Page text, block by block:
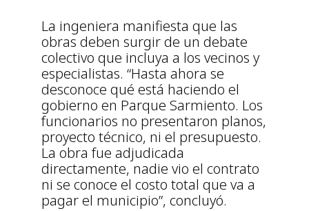
La ingeniera manifiesta que las
obras deben surgir de un debate
colectivo que incluya a los vecinos y
especialistas. “Hasta ahora se
desconoce qué está haciendo el
gobierno en Parque Sarmiento. Los
funcionarios no presentaron planos,
proyecto técnico, ni el presupuesto.
La obra fue adjudicada
directamente, nadie vio el contrato
ni se conoce el costo total que va a
pagar el municipio”, concluyó.